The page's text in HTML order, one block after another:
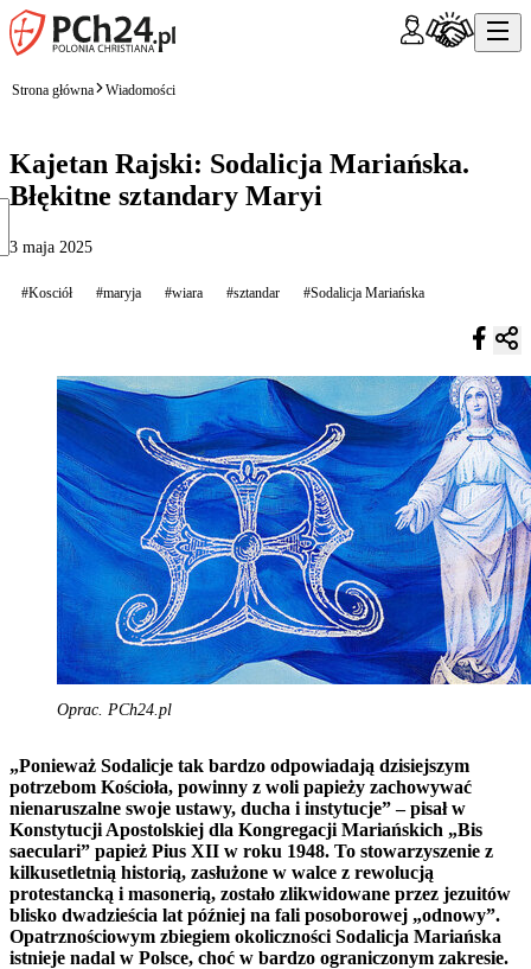
Strona główna Wiadomości
Kajetan Rajski: Sodalicja Mariańska.
Błękitne sztandary Maryi
3 maja 2025
#Kosciół #maryja #wiara #sztandar #Sodalicja Mariańska
Oprac. PCh24.pl
„Ponieważ Sodalicje tak bardzo odpowiadają dzisiejszym
potrzebom Kościoła, powinny z woli papieży zachowywać
nienaruszalne swoje ustawy, ducha i instytucje” – pisał w
Konstytucji Apostolskiej dla Kongregacji Mariańskich „Bis
saeculari” papież Pius XII w roku 1948. To stowarzyszenie z
kilkusetletnią historią, zasłużone w walce z rewolucją
protestancką i masonerią, zostało zlikwidowane przez jezuitów
blisko dwadzieścia lat później na fali posoborowej „odnowy”.
Opatrznościowym zbiegiem okoliczności Sodalicja Mariańska
istnieje nadal w Polsce, choć w bardzo ograniczonym zakresie.